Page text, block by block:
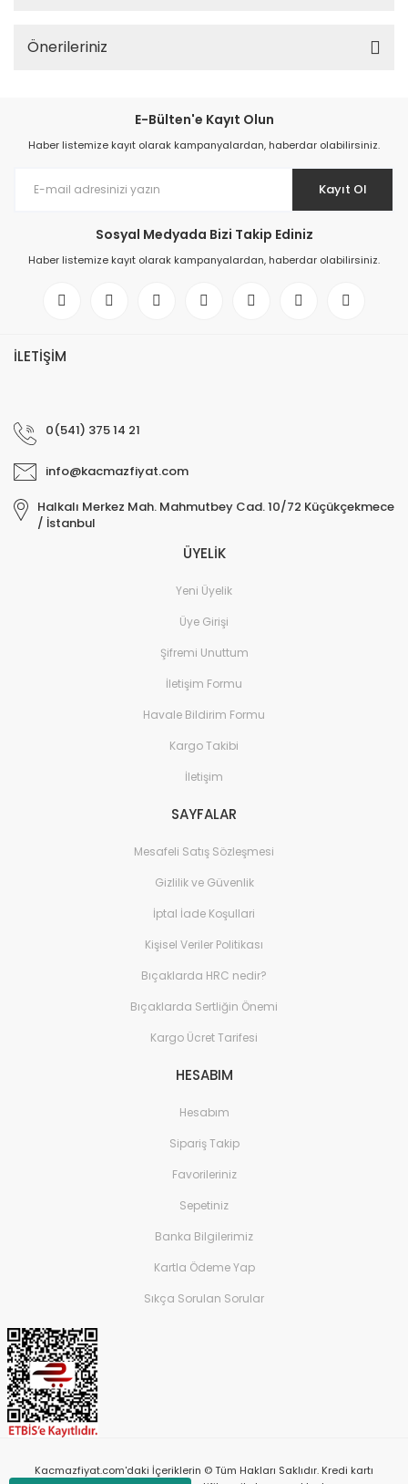
Önerileriniz
E-Bülten'e Kayıt Olun
Haber listemize kayıt olarak kampanyalardan, haberdar olabilirsiniz.
Kayıt Ol
Sosyal Medyada Bizi Takip Ediniz
Haber listemize kayıt olarak kampanyalardan, haberdar olabilirsiniz.
İLETİŞİM
0(541) 375 14 21
info@kacmazfiyat.com
Halkalı Merkez Mah. Mahmutbey Cad. 10/72 Küçükçekmece
/ İstanbul
ÜYELİK
Yeni Üyelik
Üye Girişi
Şifremi Unuttum
İletişim Formu
Havale Bildirim Formu
Kargo Takibi
İletişim
SAYFALAR
Mesafeli Satış Sözleşmesi
Gizlilik ve Güvenlik
İptal İade Koşullari
Kişisel Veriler Politikası
Bıçaklarda HRC nedir?
Bıçaklarda Sertliğin Önemi
Kargo Ücret Tarifesi
HESABIM
Hesabım
Sipariş Takip
Favorileriniz
Sepetiniz
Banka Bilgilerimiz
Kartla Ödeme Yap
Sıkça Sorulan Sorular
Kacmazfiyat.com'daki İçeriklerin © Tüm Hakları Saklıdır. Kredi kartı